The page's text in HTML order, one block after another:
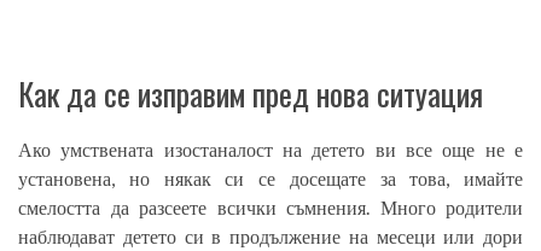
Как да се изправим пред нова ситуация
Ако умствената изостаналост на детето ви все още не е
установена, но някак си се досещате за това, имайте
смелостта да разсеете всички съмнения. Много родители
наблюдават детето си в продължение на месеци или дори